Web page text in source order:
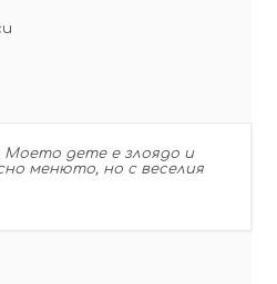
Моето дете е злоядо и
менюто, но с веселия